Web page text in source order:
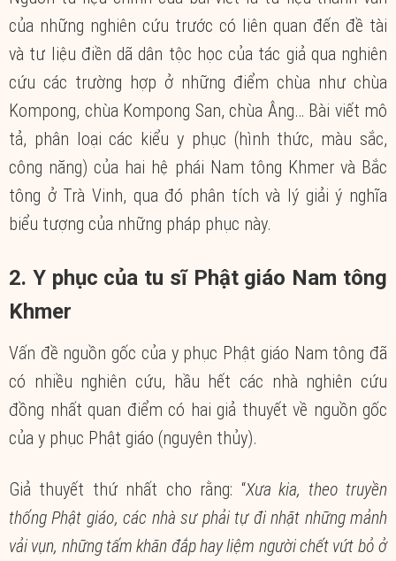
của những nghiên cứu trước có liên quan đến đề tài
và tư liệu điền dã dân tộc học của tác giả qua nghiên
cứu các trường hợp ở những điểm chùa như chùa
Kompong, chùa Kompong San, chùa Âng… Bài viết mô
tả, phân loại các kiểu y phục (hình thức, màu sắc,
công năng) của hai hệ phái Nam tông Khmer và Bắc
tông ở Trà Vinh, qua đó phân tích và lý giải ý nghĩa
biểu tượng của những pháp phục này.
2. Y phục của tu sĩ Phật giáo Nam tông
Khmer
Vấn đề nguồn gốc của y phục Phật giáo Nam tông đã
có nhiều nghiên cứu, hầu hết các nhà nghiên cứu
đồng nhất quan điểm có hai giả thuyết về nguồn gốc
của y phục Phật giáo (nguyên thủy).
Giả thuyết thứ nhất cho rằng: “Xưa kia, theo truyền
thống Phật giáo, các nhà sư phải tự đi nhặt những mảnh
vải vụn, những tấm khăn đắp hay liệm người chết vứt bỏ ở